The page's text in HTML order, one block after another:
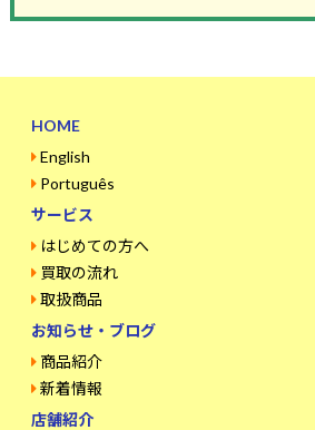
HOME
English
Português
サービス
はじめての方へ
買取の流れ
取扱商品
お知らせ・ブログ
商品紹介
新着情報
店舗紹介